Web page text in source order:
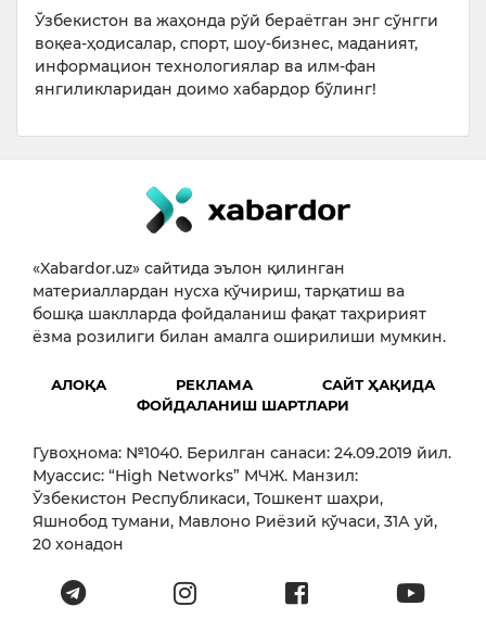
Ўзбекистон ва жаҳонда рўй бераётган энг сўнгги
воқеа-ҳодисалар, спорт, шоу-бизнес, маданият,
информацион технологиялар ва илм-фан
янгиликларидан доимо хабардор бўлинг!
«Xabardor.uz» сайтида эълон қилинган
материаллардан нусха кўчириш, тарқатиш ва
бошқа шаклларда фойдаланиш фақат таҳририят
ёзма розилиги билан амалга оширилиши мумкин.
АЛОҚА РЕКЛАМА
САЙТ ҲАҚИДА
ФОЙДАЛАНИШ ШАРТЛАРИ
Гувоҳнома: №1040. Берилган санаси: 24.09.2019 йил.
Муассис: “High Networks” МЧЖ. Манзил:
Ўзбекистон Республикаси, Тошкент шаҳри,
Яшнобод тумани, Мавлоно Риёзий кўчаси, 31А уй,
20 хонадон